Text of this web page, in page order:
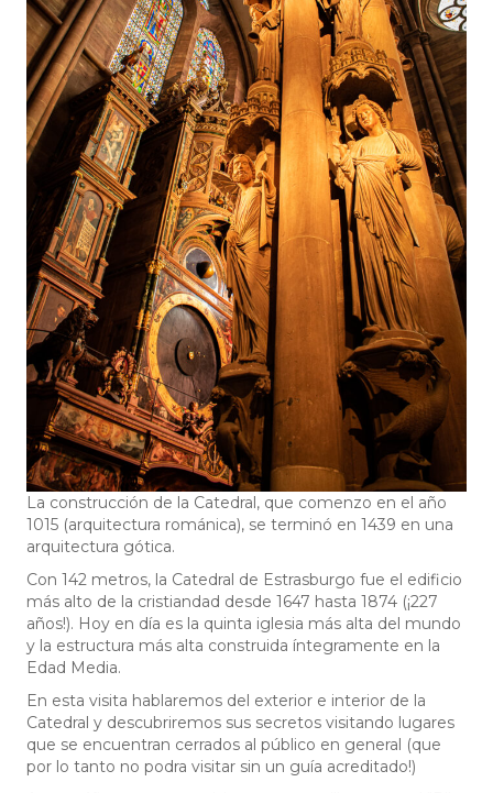
La construcción de la Catedral, que comenzo en el año
1015 (arquitectura románica), se terminó en 1439 en una
arquitectura gótica.
Con 142 metros, la Catedral de Estrasburgo fue el edificio
más alto de la cristiandad desde 1647 hasta 1874 (¡227
años!). Hoy en día es la quinta iglesia más alta del mundo
y la estructura más alta construida íntegramente en la
Edad Media.
En esta visita hablaremos del exterior e interior de la
Catedral y descubriremos sus secretos visitando lugares
que se encuentran cerrados al público en general (que
por lo tanto no podra visitar sin un guía acreditado!)